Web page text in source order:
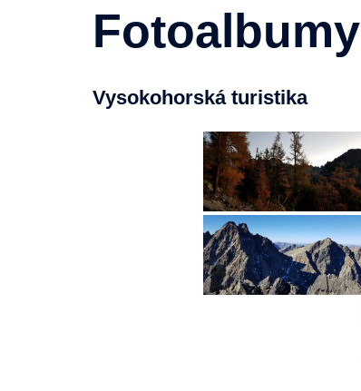
Fotoalbumy
Vysokohorská turistika